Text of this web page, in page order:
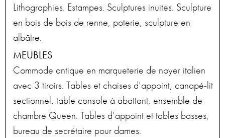
Lithographies. Estampes. Sculptures inuites. Sculpture
en bois de bois de renne, poterie, sculpture en
albâtre.
MEUBLES
Commode antique en marqueterie de noyer italien
avec 3 tiroirs. Tables et chaises d’appoint, canapé-lit
sectionnel, table console à abattant, ensemble de
chambre Queen. Tables d’appoint et tables basses,
bureau de secrétaire pour dames.